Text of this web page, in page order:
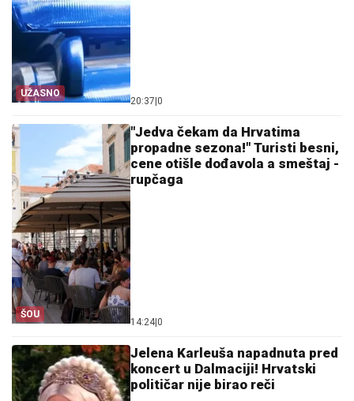
UŽASNO
20:37 0
ŠOU
"Jedva čekam da Hrvatima
propadne sezona!" Turisti besni,
cene otišle dođavola a smeštaj -
rupčaga
14:24 0
Jelena Karleuša napadnuta pred
koncert u Dalmaciji! Hrvatski
političar nije birao reči